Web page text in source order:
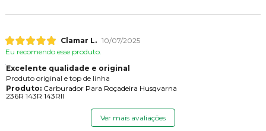
Clamar L. 10/07/2025
Eu recomendo esse produto.
Excelente qualidade e original
Produto original e top de linha
Produto:Carburador Para Roçadeira Husqvarna
236R 143R 143RII
Ver mais avaliações